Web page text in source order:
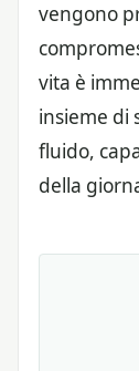
vengono
vita è
insieme di
fluido,
della